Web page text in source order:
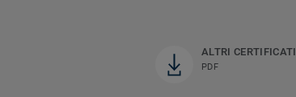
ALTRI CERTIFICATI
PDF